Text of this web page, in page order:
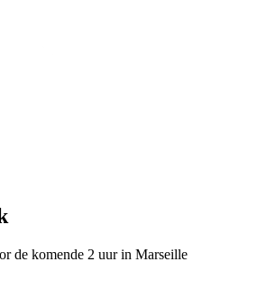
de komende 2 uur in Marseille